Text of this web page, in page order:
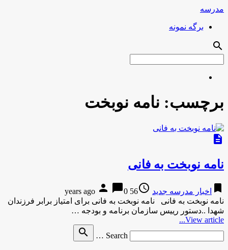
مدرسه
برگه نمونه
search
برچسب: نامه نوبخت
description
نامه نوبخت به فانی
bookmark اخبار مدرسه جدید access_time
56 years ago
person chat_bubble0
نامه نوبخت به فانی نامه نوبخت به فانی برای امتیاز برابر فرزندان
شهدا ..دستور رییس سازمان برنامه و بودجه …
View article...
Search …
search